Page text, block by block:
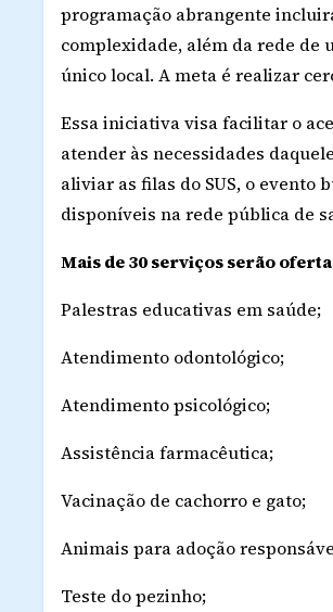
programação abrangente
complexidade, além da rede de
único local. A meta é realizar
Essa iniciativa visa facilitar o
atender às necessidades
aliviar as filas do SUS, o evento
disponíveis na rede pública de
Mais de 30 serviços serão
Palestras educativas em saúde;
Atendimento odontológico;
Atendimento psicológico;
Assistência farmacêutica;
Vacinação de cachorro e gato;
Animais para adoção
Teste do pezinho;